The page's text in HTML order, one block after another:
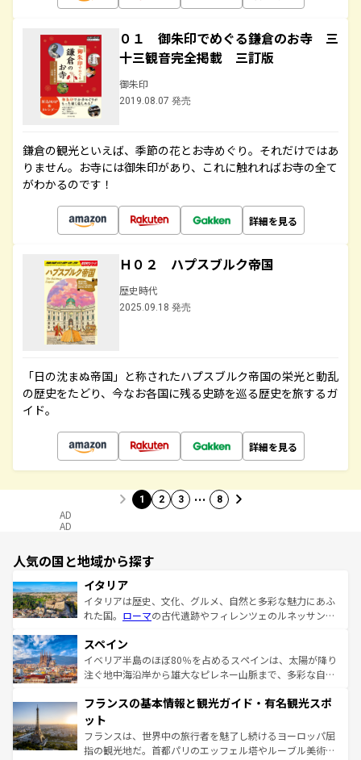
０１ 御朱印でめぐる鎌倉のお寺 三
十三観音完全掲載 三訂版
御朱印
2019.08.07 発売
鎌倉の観光といえば、季節の花とお寺めぐり。それだけではあ
りません。お寺には御朱印があり、これに触れればお寺の全て
がわかるのです！
詳細を見る
Ｈ０２ ハプスブルク帝国
歴史時代
2025.09.18 発売
「日の沈まぬ帝国」と称されたハプスブルク帝国の栄光と動乱
の歴史をたどり、今なお各国に残る史跡を巡る歴史を旅するガ
イド。
詳細を見る
1 2 3 … 8
AD
AD
人気の国と地域から探す
イタリア
イタリアは歴史、文化、グルメ、自然と多彩な魅力にあふ
れた国。 ローマの古代遺跡やフィレンツェのルネッサンス
ろん、トスカーナの美しい田園風景やアマルフィ海岸の絶
景など、自然景観も見逃せない。観光の合間には、本場の
ピザやパスタなど、絶品のイタリア料理を堪能することも
ませてくれるイタリアで、忘れられない旅をしてみよう！
なお、新着のイタリア情報は
しい。
スペイン
イベリア半島のほぼ80％を占めるスペインは、太陽が降り
注ぐ地中海沿岸から雄大なピレネー山脈まで、多彩な自然
文化が根付くこの国では、情熱的なフラメンコ、熱気あふ
れる闘牛、そして美味しいタパスが生活の一部となってい
る。首都マドリードの洗練された雰囲気や、バルセロナの
アートに溢れた街角から、地方では古代ローマ遺跡や中世
フランスの基本情報と観光ガイド・有名観光スポ
ット
フランスは、世界中の旅行者を魅了し続けるヨーロッパ屈
指の観光地だ。首都パリのエッフェル塔やルーブル美術館